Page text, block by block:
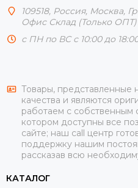
109518, Россия, Москва,
Офис Склад (Только ОПТ)
с ПН по ВС с 10:00 до
Товары, представленные
качества и являются
работаем с собственным
котором доступны все
сайте; наш call центр
поддержку нашим
рассказав всю
КАТАЛОГ